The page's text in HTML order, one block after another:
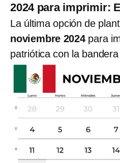
2024 para imprimir:
La última opción de
noviembre 2024para
patriótica con la